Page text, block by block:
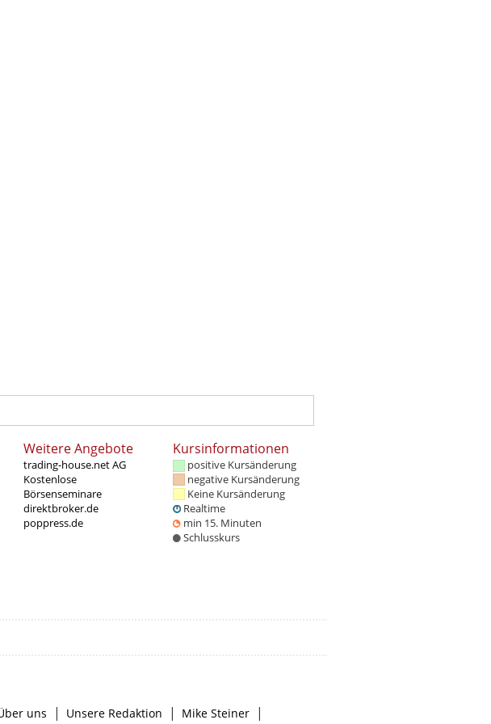
Weitere Angebote
trading-house.net AG
Kostenlose
Börsenseminare
direktbroker.de
poppress.de
Kursinformationen
positive Kursänderung
negative Kursänderung
Keine Kursänderung
Realtime
min 15. Minuten
Schlusskurs
uns | Unsere Redaktion | Mike Steiner |